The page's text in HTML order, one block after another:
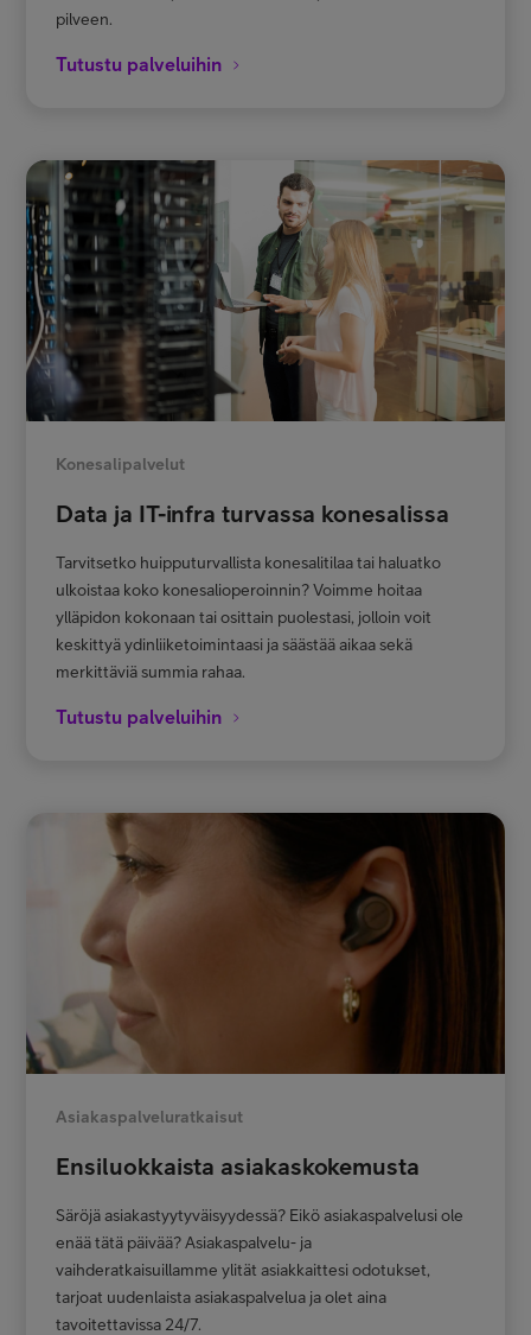
pilveen.
Tutustu palveluihin
Konesalipalvelut
Data ja IT-infra turvassa konesalissa
Tarvitsetko huipputurvallista konesalitilaa tai haluatko
ulkoistaa koko konesalioperoinnin? Voimme hoitaa
ylläpidon kokonaan tai osittain puolestasi, jolloin voit
keskittyä ydinliiketoimintaasi ja säästää aikaa sekä
merkittäviä summia rahaa.
Tutustu palveluihin
Asiakaspalveluratkaisut
Ensiluokkaista asiakaskokemusta
Säröjä asiakastyytyväisyydessä? Eikö asiakaspalvelusi ole
enää tätä päivää? Asiakaspalvelu- ja
vaihderatkaisuillamme ylität asiakkaittesi odotukset,
tarjoat uudenlaista asiakaspalvelua ja olet aina
tavoitettavissa 24/7.